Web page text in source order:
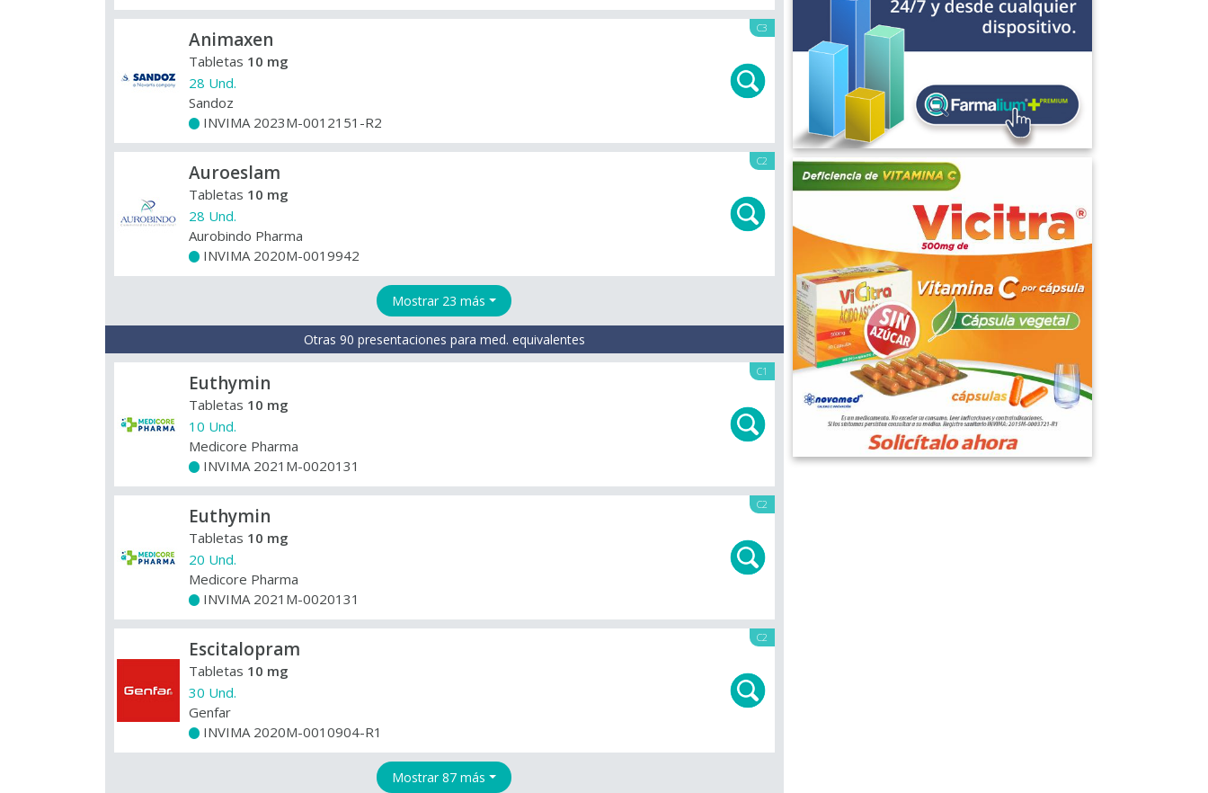
C3
Animaxen
Tabletas 10 mg
28 Und.
Sandoz
INVIMA 2023M-0012151-R2
C2
Auroeslam
Tabletas 10 mg
28 Und.
Aurobindo Pharma
INVIMA 2020M-0019942
Mostrar 23 más
Otras 90 presentaciones para med. equivalentes
C1
Euthymin
Tabletas 10 mg
10 Und.
Medicore Pharma
INVIMA 2021M-0020131
C2
Euthymin
Tabletas 10 mg
20 Und.
Medicore Pharma
INVIMA 2021M-0020131
C2
Escitalopram
Tabletas 10 mg
30 Und.
Genfar
INVIMA 2020M-0010904-R1
Mostrar 87 más